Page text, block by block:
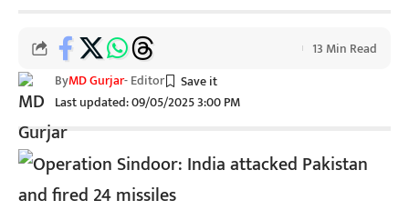
Last updated: 09/05/2025 3:00 PM
ByMD Gurjar- Editor
13 Min Read